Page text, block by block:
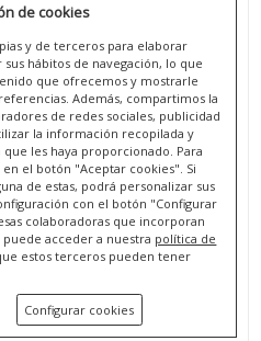
Y GORRO DE POLIÉSTER DE
de cookies
y de terceros para elaborar
hábitos de navegación, lo que
que ofrecemos y mostrarle
Además, compartimos la
de redes sociales, publicidad
la información recopilada y
les haya proporcionado. Para
el botón "Aceptar cookies". Si
de estas, podrá personalizar sus
con el botón "Configurar
colaboradoras que incorporan
acceder a nuestra política de
estos terceros pueden tener
Configurar cookies